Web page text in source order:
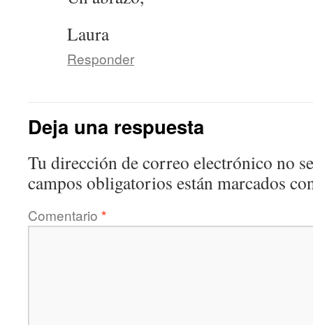
Laura
Responder
Deja una respuesta
Tu dirección de correo electrónico no
campos obligatorios están marcados
Comentario *